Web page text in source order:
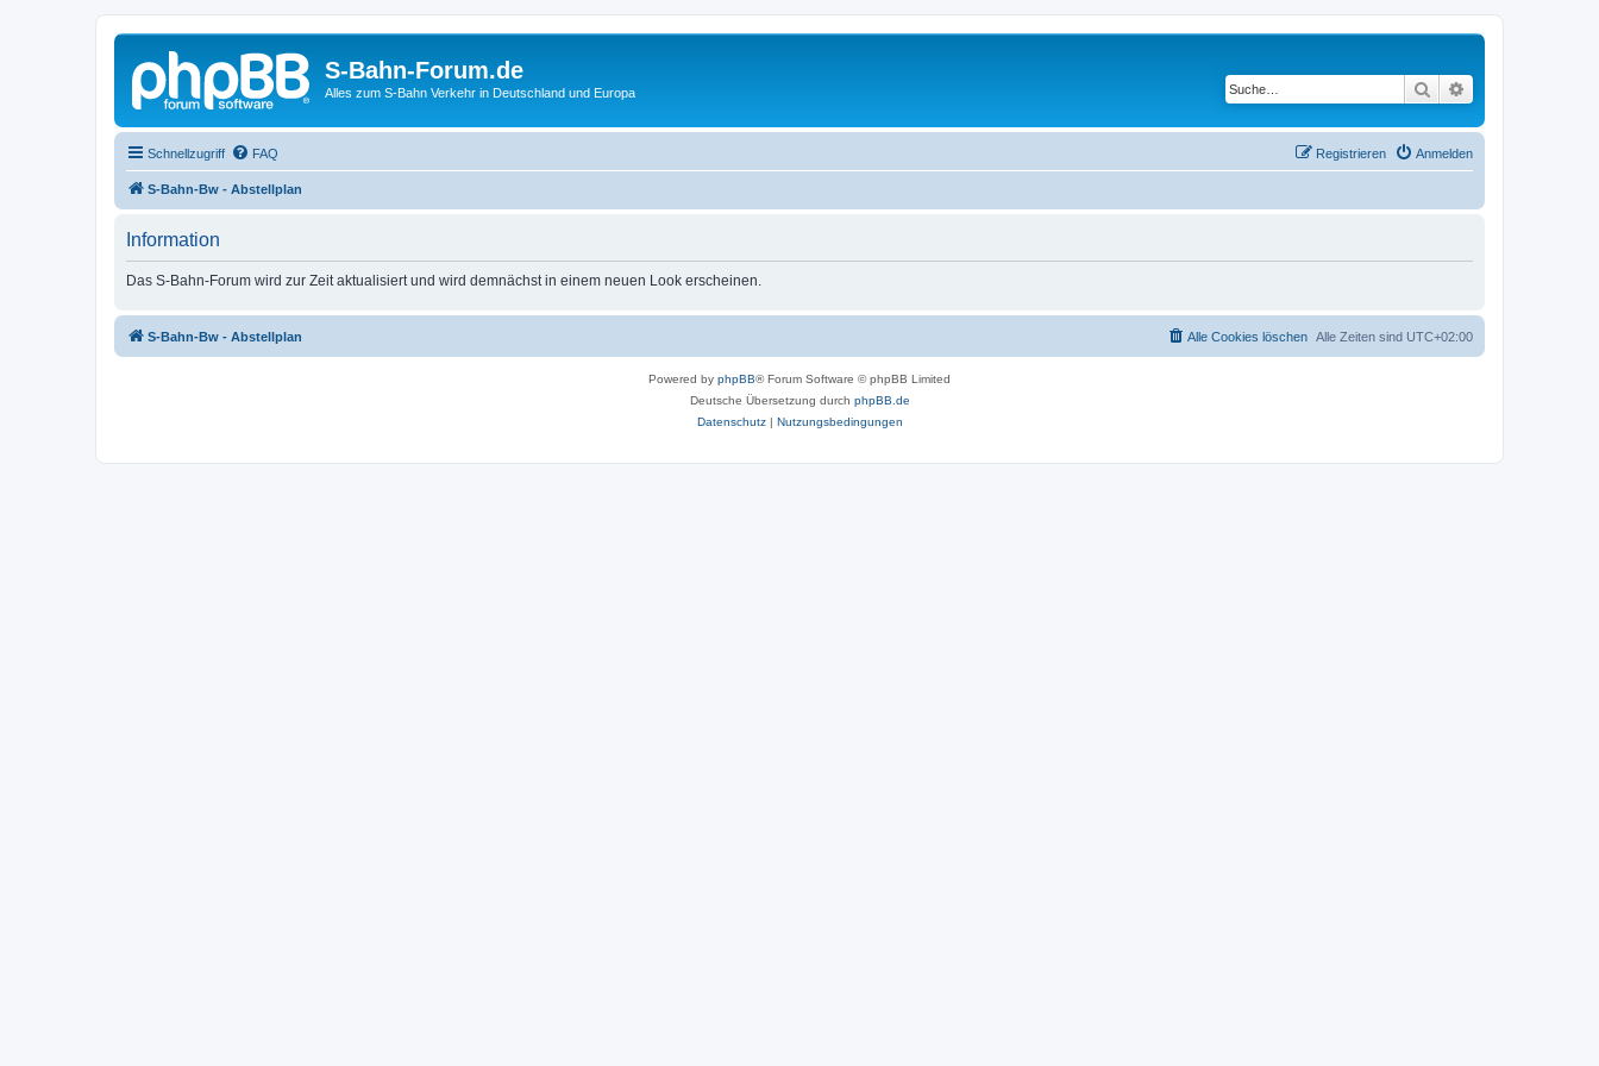
S-Bahn-Forum.de
Alles zum S-Bahn Verkehr in Deutschland und Europa Suche
Schnellzugriff FAQ Anmelden
Registrieren
S-Bahn-Bw - Abstellplan
Information
Das S-Bahn-Forum wird zur Zeit aktualisiert und wird demnächst in einem neuen Look erscheinen.
S-Bahn-Bw - Abstellplan Alle Zeiten sind UTC+02:00
Alle Cookies löschen
Powered by phpBB® Forum Software © phpBB Limited
Deutsche Übersetzung durch phpBB.de
Datenschutz| Nutzungsbedingungen